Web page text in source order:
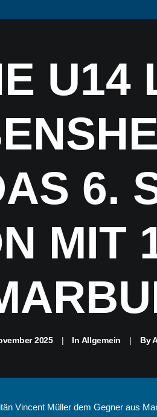
VFL
U14
6.
MIT
2025 | In Allgemein | By
Vincent Müller dem Gegner aus